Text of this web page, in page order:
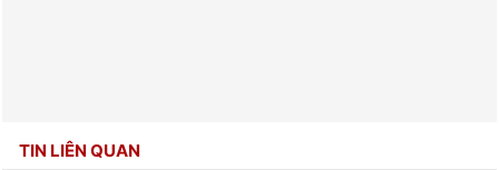
TIN LIÊN QUAN